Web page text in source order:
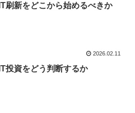
IT刷新をどこから始めるべきか
2026.02.11
IT投資をどう判断するか